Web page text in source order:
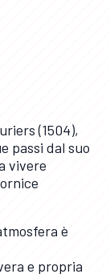
(1504),
passi dal suo
vivere
è
e propria